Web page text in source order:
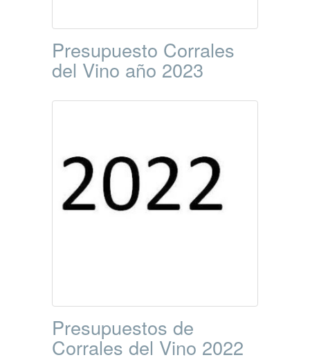
Presupuesto Corrales
del Vino año 2023
Presupuestos de
Corrales del Vino 2022